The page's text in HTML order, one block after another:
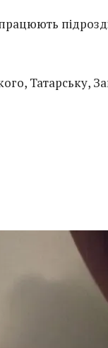
працюють
Татарську,